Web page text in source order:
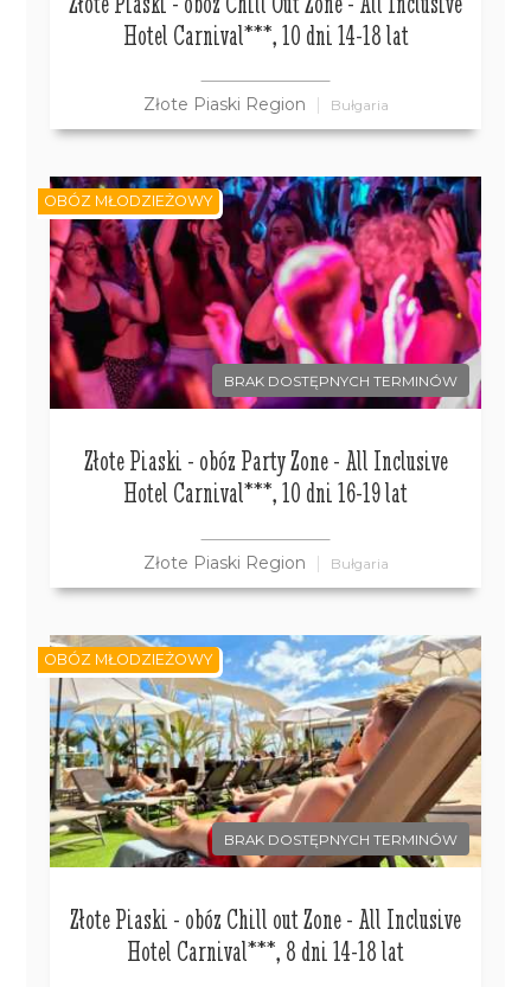
Hotel Carnival***, 10 dni 14-18 lat
Złote Piaski Region Bułgaria
BRAK DOSTĘPNYCH TERMINÓW
Złote Piaski - obóz Party Zone - All Inclusive
Hotel Carnival***, 10 dni 16-19 lat
Złote Piaski Region Bułgaria
OBÓZ MŁODZIEŻOWY
BRAK DOSTĘPNYCH TERMINÓW
Złote Piaski - obóz Chill out Zone - All Inclusive
Hotel Carnival***, 8 dni 14-18 lat
OBÓZ MŁODZIEŻOWY